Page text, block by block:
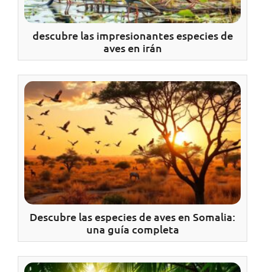
descubre las impresionantes especies de
aves en irán
Descubre las especies de aves en Somalia:
una guía completa